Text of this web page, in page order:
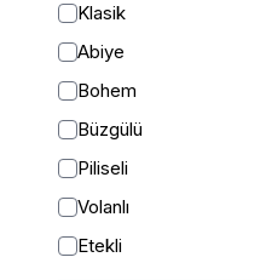
Klasik
Abiye
Bohem
Büzgülü
Piliseli
Volanlı
Etekli